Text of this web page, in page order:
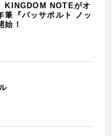
KINGDOM NOTEがオ
筆『パッサポルト ノッ
始！